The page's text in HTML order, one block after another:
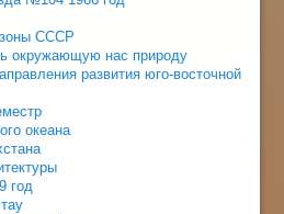
СССР
окружающую нас природу
развития юго-восточной
океана
год